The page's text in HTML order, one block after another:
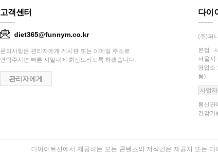
고객센터
diet365@funnym.co.kr
문의사항은 관리자에게 게시판 또는 이메일 주소로
연락주시면 빠른 시일내에 회신드리도록 하겠습니다.
관리자에게
다이
(주)퍼
본점 :
서울시
영업소
동)
사업
통신판
건강기
다이어트신에서 제공하는 모든 콘텐츠의 저작권은 제공처 또는